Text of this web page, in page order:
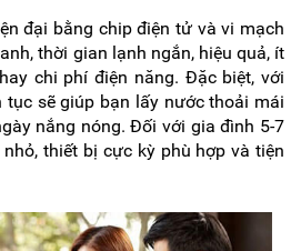
đại bằng chip điện tử và vi mạch
thời gian lạnh ngắn, hiệu quả, ít
chi phí điện năng. Đặc biệt, với
tục sẽ giúp bạn lấy nước thoải mái
nắng nóng. Đối với gia đình 5-7
thiết bị cực kỳ phù hợp và tiện